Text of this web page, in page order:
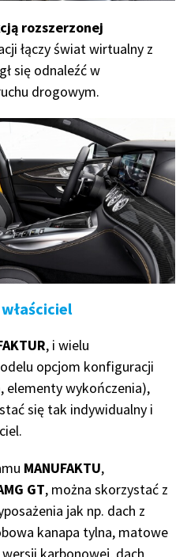
rozszerzonej
łączy świat wirtualny z
się odnaleźć w
drogowym.
, i wielu
opcjom konfiguracji
elementy wykończenia),
się tak indywidualny i
MANUFAKTU,
GT, można skorzystać z
jak np. dach z
kanapa tylna, matowe
karbonowej, dach